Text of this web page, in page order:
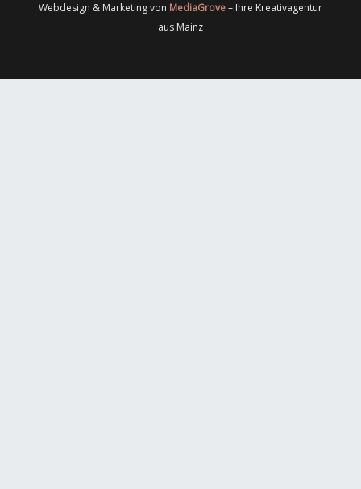
Webdesign & Marketing von MediaGrove– Ihre Kreativagentur
aus Mainz